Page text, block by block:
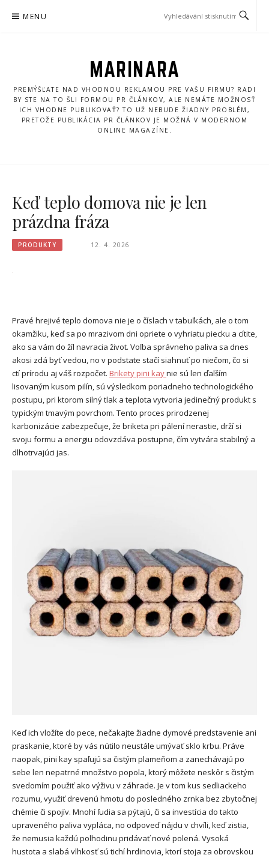
MENU
MARINARA
PREMÝŠĽATE NAD VHODNOU REKLAMOU PRE VAŠU FIRMU? RADI
BY STE NA TO ŠLI FORMOU PR ČLÁNKOV, ALE NEMÁTE MOŽNOSŤ
ICH VHODNE PUBLIKOVAŤ? TO UŽ NEBUDE ŽIADNY PROBLÉM,
PRETOŽE PUBLIKÁCIA PR ČLÁNKOV JE MOŽNÁ V MODERNOM
ONLINE MAGAZÍNE.
Keď teplo domova nie je len
prázdna fráza
PRODUKTY 12. 4. 2026
Pravé hrejivé teplo domova nie je o číslach v tabuľkách, ale o tom
okamžiku, keď sa po mrazivom dni opriete o vyhriatu piecku a cítite,
ako sa vám do žíl navracia život. Voľba správneho paliva sa dnes
akosi zdá byť vedou, no v podstate stačí siahnuť po niečom, čo si
ctí prírodu aj váš rozpočet. Brikety pini kaynie sú len ďalším
lisovaným kusom pilín, sú výsledkom poriadneho technologického
postupu, pri ktorom silný tlak a teplota vytvoria jedinečný produkt s
typickým tmavým povrchom. Tento proces prirodzenej
karbonizácie zabezpečuje, že briketa pri pálení nerastie, drží si
svoju formu a energiu odovzdáva postupne, čím vytvára stabilný a
dlhotrvajúci jas.
Keď ich vložíte do pece, nečakajte žiadne dymové predstavenie ani
praskanie, ktoré by vás nútilo neustále umývať sklo krbu. Práve
naopak, pini kay spaľujú sa čistým plameňom a zanechávajú po
sebe len nepatrné množstvo popola, ktorý môžete neskôr s čistým
svedomím použiť ako výživu v záhrade. Je v tom kus sedliackeho
rozumu, využiť drevenú hmotu do posledného zrnka bez zbytočnej
chémie či spojív. Mnohí ľudia sa pýtajú, či sa investícia do takto
upraveného paliva vypláca, no odpoveď nájdu v chvíli, keď zistia,
že nemusia každú polhodinu pridávať nové polená. Vysoká
hustota a slabá vlhkosť sú tichí hrdinovia, ktorí stoja za obrovskou